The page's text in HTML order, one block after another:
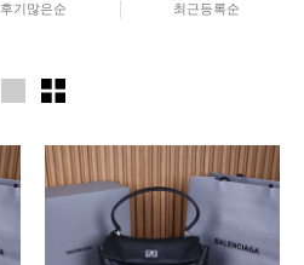
후기많은순 최근등록순